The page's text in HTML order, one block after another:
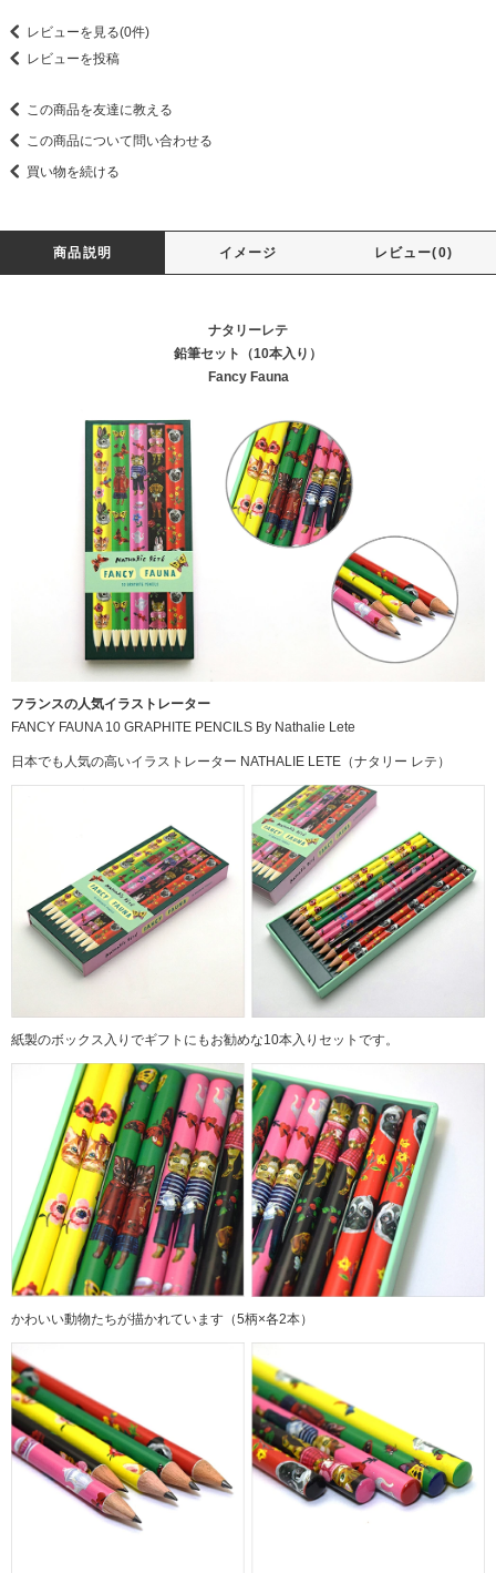
レビューを見る(0件)
レビューを投稿
この商品を友達に教える
この商品について問い合わせる
買い物を続ける
商品説明 イメージ レビュー(0)
ナタリーレテ
鉛筆セット（10本入り）
Fancy Fauna
フランスの人気イラストレーター
FANCY FAUNA 10 GRAPHITE PENCILS By Nathalie Lete
日本でも人気の高いイラストレーター NATHALIE LETE（ナタリー レテ）
紙製のボックス入りでギフトにもお勧めな10本入りセットです。
かわいい動物たちが描かれています（5柄×各2本）